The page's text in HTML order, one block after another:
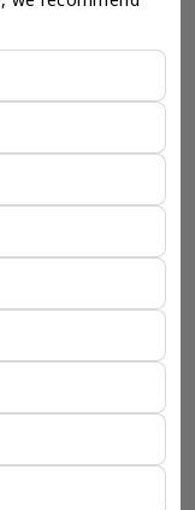
司为您
们是香港伦敦奕资
部位于香港的全球
的72%。
场的机遇联系起